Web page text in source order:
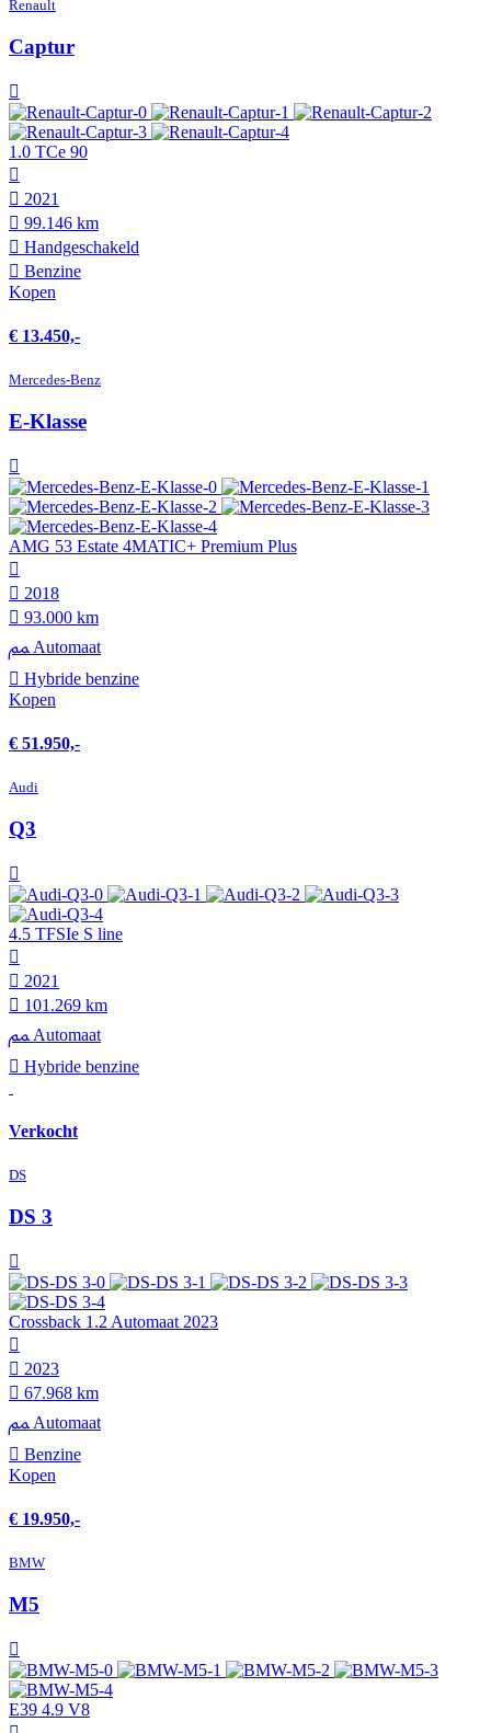
Renault
Captur
1.0 TCe 90
2021
99.146 km
Hand­geschakeld
Benzine
Kopen
€ 13.450,-
Mercedes-Benz
E-Klasse
AMG 53 Estate 4MATIC+ Premium Plus
2018
93.000 km
Automaat
Hybride benzine
Kopen
€ 51.950,-
Audi
Q3
4.5 TFSIe S line
2021
101.269 km
Automaat
Hybride benzine
Verkocht
DS
DS 3
Crossback 1.2 Automaat 2023
2023
67.968 km
Automaat
Benzine
Kopen
€ 19.950,-
BMW
M5
E39 4.9 V8